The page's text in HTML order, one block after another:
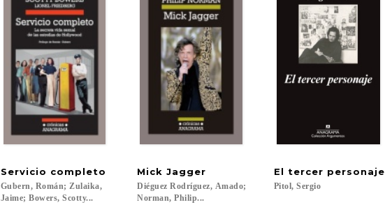
Servicio completo
Gubern, Román; Zulaika,
Jaime; Bowers, Scotty...
Mick Jagger
Diéguez Rodríguez, Amado;
Norman, Philip...
El tercer personaje
Pitol, Sergio